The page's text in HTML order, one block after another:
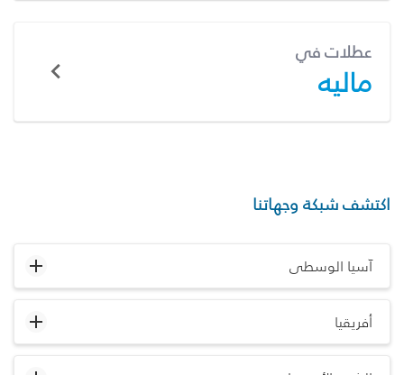
عطلات في
ماليه
اكتشف شبكة وجهاتنا
آسيا الوسطى
أفريقيا